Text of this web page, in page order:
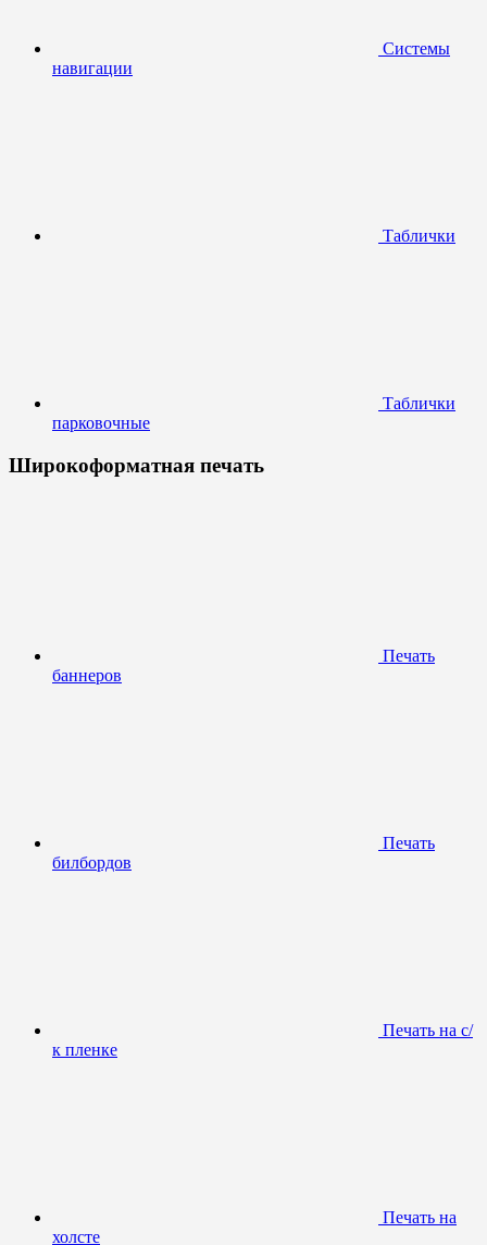
Системы
навигации
Таблички
Таблички
парковочные
Широкоформатная печать
Печать
баннеров
Печать
билбордов
Печать на с/
к пленке
Печать на
холсте